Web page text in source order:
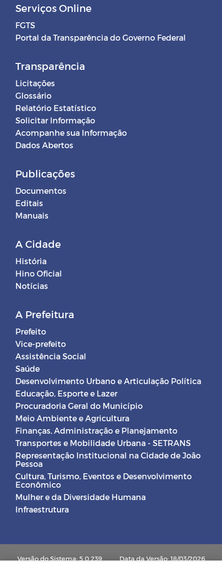
Serviços Online
FGTS
Portal da Transparência do Governo Federal
Transparência
Licitações
Glossário
Relatório Estatístico
Solicitar Informação
Acompanhe sua Informação
Dados Abertos
Publicações
Documentos
Editais
Manuais
A Cidade
História
Hino Oficial
Notícias
A Prefeitura
Prefeito
Vice-prefeito
Assistência Social
Saúde
Desenvolvimento Urbano e Articulação Política
Educação, Esporte e Lazer
Procuradoria Geral do Município
Meio Ambiente e Agricultura
Finanças, Administração e Planejamento
Transportes e Mobilidade Urbana - SETRANS
Representação Institucional na Cidade de João
Pessoa
Cultura, Turismo, Eventos e Desenvolvimento
Econômico
Mulher e da Diversidade Humana
Infraestrutura
Versão do Sistema: 5.0.239 Data da Versão: 18/03/2026